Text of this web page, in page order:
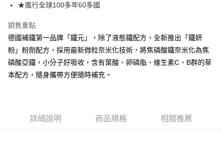
玉山商業銀行
台灣樂天信用卡公司
相關說明
【大哥付你分期使用說明】
1.本服務由台灣大哥大提供，台灣大哥大用戶可立即使用無須另外申請。
2.付款方式選擇「大哥付你分期」，訂單成立後會自動跳轉到大哥付的交易
流程，驗證手機門號後，選擇欲分期的期數、繳款截止日，確認付款後即完
成交易。
【繳款方式說明】
AFTEE先享後付
相關說明
【關於「AFTEE先享後付」】
３．安心：先確認商品／服務後，再付款。
Hami Point
★風行全球100多年60多國
銷售重點
德國補鐵第一品牌「鐵元」，除了液態鐵配方，全新推出「鐵妍
粉」粉劑配方，採用最新微粒奈米化技術，將焦磷酸鐵奈米化為焦
磷酸亞鐵，小分子好吸收，含有葉酸、卵磷脂、維生素C、B群的草
本配方，隨身攜帶方便隨時補充。
詳細說明 商品規格 相關推薦